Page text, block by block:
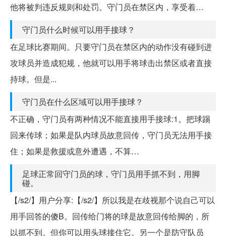
他将被判违反规则和处罚。守门员在禁区内，享受着…
守门员什么时候可以用手接球？
在足球比赛期间。只要守门员在禁区内的动作没有碰到进
攻球员并造成犯规，他就可以用手将球击出禁区或者直接
持球。但是...
守门员在什么区域可以用手接球？
不正确，守门员有两种情况不能直接用手接球:1。把球踢
回来传球；如果是队内球员故意回传，守门员无法用手接
住；如果是救援或意外遭遇，不算…
足球正常回守门员的球，守门员用手抓不到，用脚
碰。
【/s2/】用户分享:【/s2/】所以我是在歧视那个说自己可以
用手回答的傻B。回传给门将的球是故意回传给脚的，所
以抓不到。但你可以用头球接住它。另一个是防守队员